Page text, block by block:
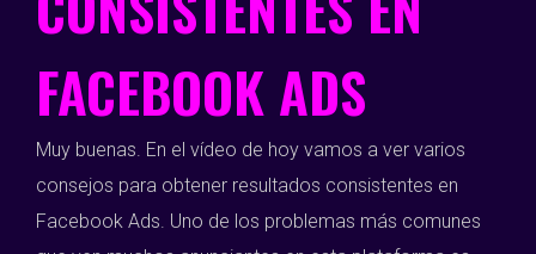
FACEBOOK ADS
Muy buenas. En el vídeo de hoy vamos a ver varios
consejos para obtener resultados consistentes en
Facebook Ads. Uno de los problemas más comunes